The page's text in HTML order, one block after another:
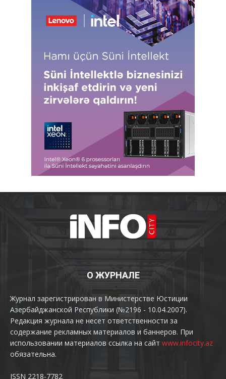
О ЖУРНАЛЕ
Журнал зарегистрирован в Министерстве Юстиции
Азербайджанской Республики (№2196 - 10.04.2007).
Редакция журнала не несет ответственности за
содержание рекламных материалов и баннеров. При
использовании материалов ссылка на сайт www.infocity.az
обязательна.
ISSN 2218-7782